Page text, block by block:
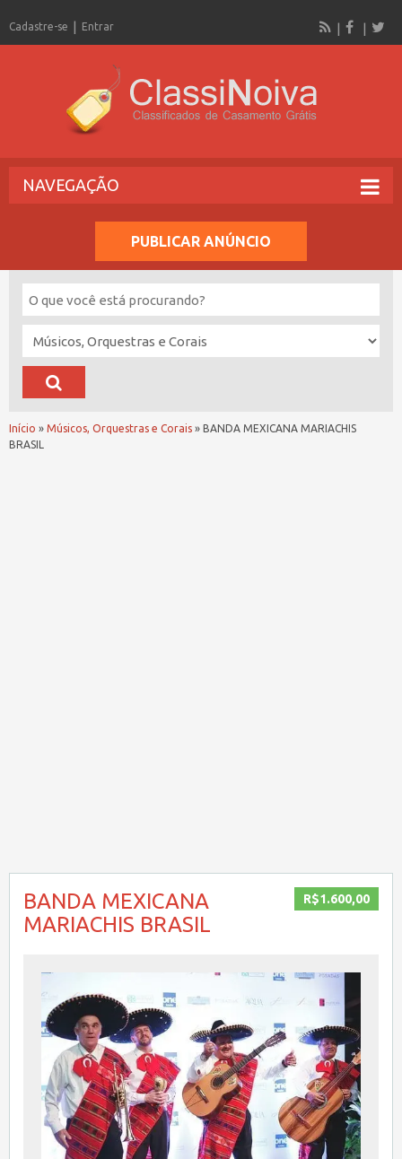
Cadastre-se Entrar
NAVEGAÇÃO
PUBLICAR ANÚNCIO
Início » Músicos, Orquestras e Corais » BANDA MEXICANA MARIACHIS
BRASIL
R$1.600,00
BANDA MEXICANA
MARIACHIS BRASIL